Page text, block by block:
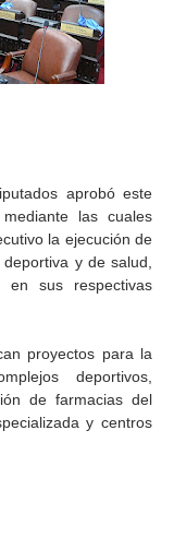
aprobó este
las cuales
la ejecución de
y de salud,
sus respectivas
proyectos para la
deportivos,
de farmacias del
y centros